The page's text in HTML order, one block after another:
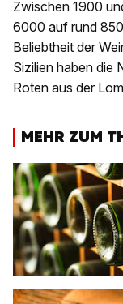
Zwischen 1900
6000 auf rund
Beliebtheit der
Sizilien haben die
Roten aus der
MEHR ZUM